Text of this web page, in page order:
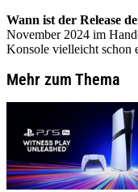
Wann ist der Release
November 2024 im
Konsole vielleicht schon
Mehr zum Thema